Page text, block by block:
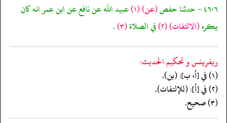
٤٦٠٦ - حدثنا حفص (عن)(١) عبيد الله عن نافع عن ابن عمر انه كان
يكره(الالتفات)(٢) في الصلاة(٣) .
ريفرينس و تحكيم الحدیث:
(١) في [أ، ب]: (بن).
(٢) في [أ]: (للإلتفات).
(٣) صحيح.